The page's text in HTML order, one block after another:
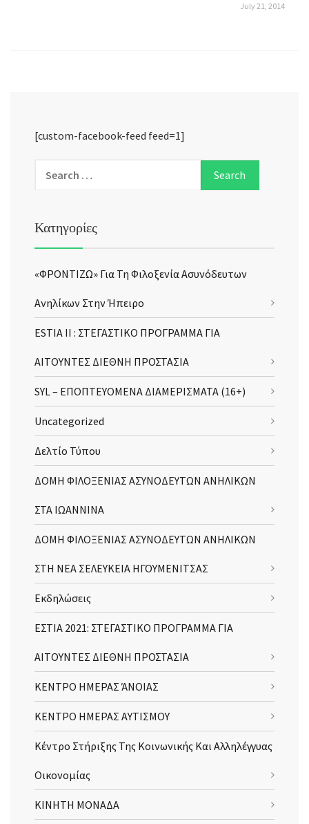
July 21, 2014
[custom-facebook-feed feed=1]
Κατηγορίες
«ΦΡΟΝΤΙΖΩ» Για Τη Φιλοξενία Ασυνόδευτων
Ανηλίκων Στην Ήπειρο
ESTIA II : ΣΤΕΓΑΣΤΙΚΟ ΠΡΟΓΡΑΜΜΑ ΓΙΑ
ΑΙΤΟΥΝΤΕΣ ΔΙΕΘΝΗ ΠΡΟΣΤΑΣΙΑ
SYL – ΕΠΟΠΤΕΥΟΜΕΝΑ ΔΙΑΜΕΡΙΣΜΑΤΑ (16+)
Uncategorized
Δελτίο Τύπου
ΔΟΜΗ ΦΙΛΟΞΕΝΙΑΣ ΑΣΥΝΟΔΕΥΤΩΝ ΑΝΗΛΙΚΩΝ
ΣΤΑ ΙΩΑΝΝΙΝΑ
ΔΟΜΗ ΦΙΛΟΞΕΝΙΑΣ ΑΣΥΝΟΔΕΥΤΩΝ ΑΝΗΛΙΚΩΝ
ΣΤΗ ΝΕΑ ΣΕΛΕΥΚΕΙΑ ΗΓΟΥΜΕΝΙΤΣΑΣ
Εκδηλώσεις
ΕΣΤΙΑ 2021: ΣΤΕΓΑΣΤΙΚΟ ΠΡΟΓΡΑΜΜΑ ΓΙΑ
ΑΙΤΟΥΝΤΕΣ ΔΙΕΘΝΗ ΠΡΟΣΤΑΣΙΑ
ΚΕΝΤΡΟ ΗΜΕΡΑΣ ΆΝΟΙΑΣ
ΚΕΝΤΡΟ ΗΜΕΡΑΣ ΑΥΤΙΣΜΟΥ
Κέντρο Στήριξης Της Κοινωνικής Και Αλληλέγγυας
Οικονομίας
ΚΙΝΗΤΗ ΜΟΝΑΔΑ